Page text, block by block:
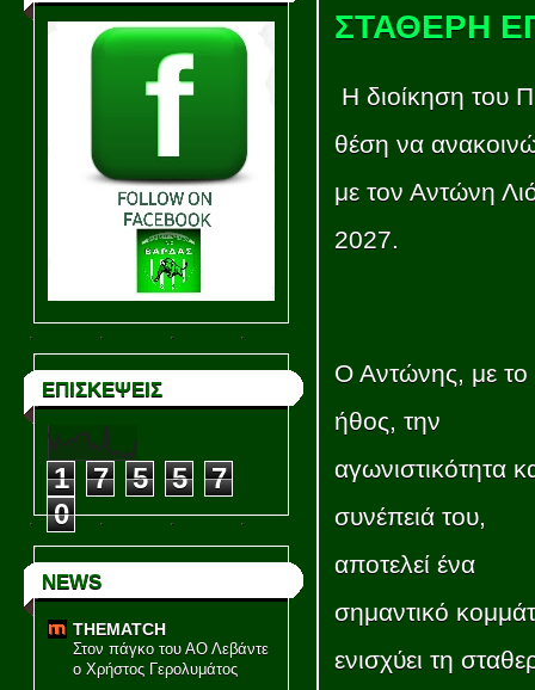
ΕΠΙΣΚΕΨΕΙΣ
1 7 5 5
7
0
NEWS
THEMATCH
Στον πάγκο του ΑΟ Λεβάντε
ο Χρήστος Γερολυμάτος
ΣΤΑΘΕΡΗ
Η διοίκηση του
θέση να
με τον Αντώνη
2027.
Ο Αντώνης, με το
ήθος, την
αγωνιστικότητα
συνέπειά του,
αποτελεί ένα
σημαντικό
ενισχύει τη